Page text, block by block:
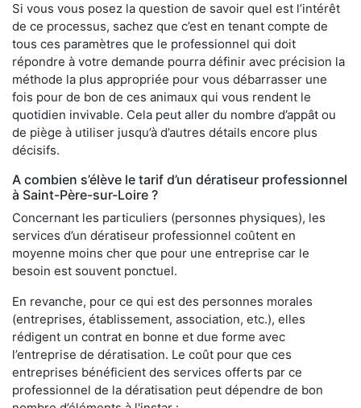
Si vous vous posez la question de savoir quel est l’intérêt
de ce processus, sachez que c’est en tenant compte de
tous ces paramètres que le professionnel qui doit
répondre à votre demande pourra définir avec précision la
méthode la plus appropriée pour vous débarrasser une
fois pour de bon de ces animaux qui vous rendent le
quotidien invivable. Cela peut aller du nombre d’appât ou
de piège à utiliser jusqu’à d’autres détails encore plus
décisifs.
A combien s’élève le tarif d’un dératiseur professionnel
à Saint-Père-sur-Loire ?
Concernant les particuliers (personnes physiques), les
services d’un dératiseur professionnel coûtent en
moyenne moins cher que pour une entreprise car le
besoin est souvent ponctuel.
En revanche, pour ce qui est des personnes morales
(entreprises, établissement, association, etc.), elles
rédigent un contrat en bonne et due forme avec
l’entreprise de dératisation. Le coût pour que ces
entreprises bénéficient des services offerts par ce
professionnel de la dératisation peut dépendre de bon